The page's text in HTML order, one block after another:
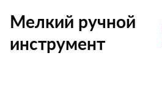
Мелкий ручной
инструмент